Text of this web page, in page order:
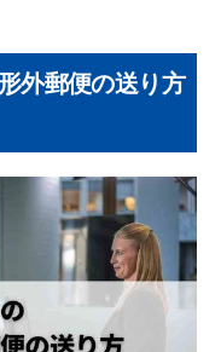
外郵便の送り方